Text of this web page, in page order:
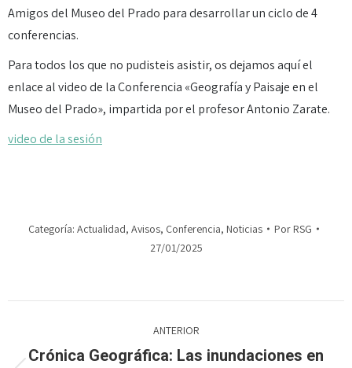
Amigos del Museo del Prado para desarrollar un ciclo de 4
conferencias.
Para todos los que no pudisteis asistir, os dejamos aquí el
enlace al video de la Conferencia «Geografía y Paisaje en el
Museo del Prado», impartida por el profesor Antonio Zarate.
video de la sesión
Categoría: Actualidad, Avisos, Conferencia, Noticias Por RSG
27/01/2025
entre
ANTERIOR
Crónica Geográfica: Las inundaciones en